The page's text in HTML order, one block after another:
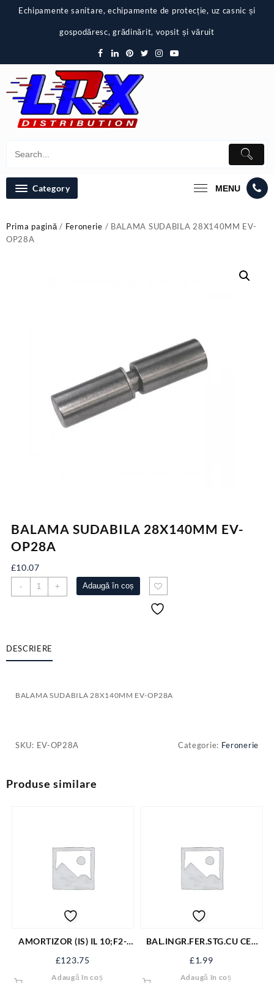
Echipamente sanitare, echipamente de protecție, uz casnic și
gospodăresc, grădinărit, vopsit și văruit
Category MENU
Prima pagină/ Feronerie / BALAMA SUDABILA 28X140MM EV-
OP28A
BALAMA SUDABILA 28X140MM EV-
OP28A
£10.07
-
Cantitate
BALAMA
OP28A
+ Adaugă în coș
DESCRIERE
BALAMA SUDABILA 28X140MM EV-OP28A
SKU: EV-OP28A Categorie: Feronerie
Produse similare
AMORTIZOR (IS) IL 10;F2-
BLOCARE ARGINTIU
£123.75
Adaugă în coș
BAL.INGR.FER.STG.CU CEP
£1.99
Adaugă în coș